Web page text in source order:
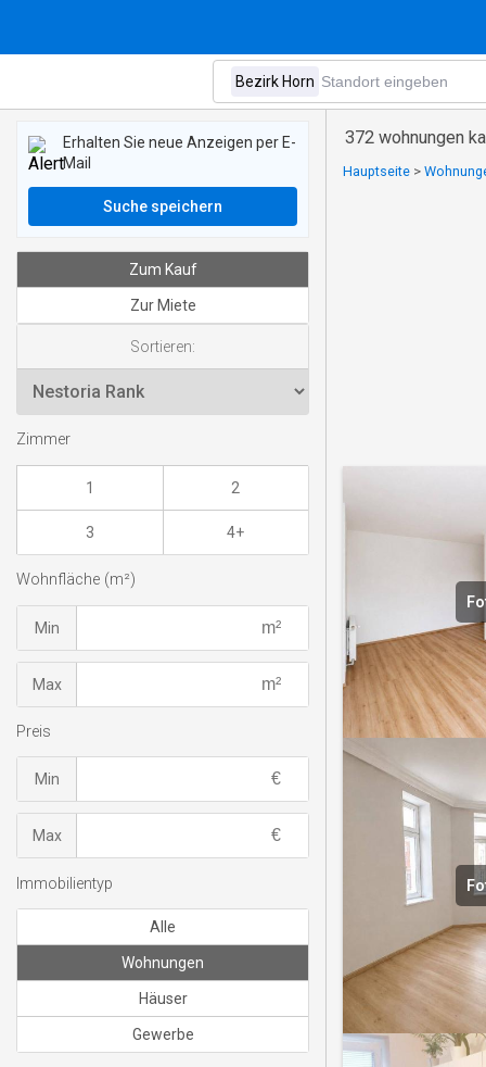
372 wohnungen
Hauptseite >
Erhalten Sie neue Anzeigen per E-
Mail
Suche speichern
Zum Kauf
Zur Miete
Sortieren:
Zimmer
1 2
3 4+
Wohnfläche (m²)
Min
Max
Preis
Min
Max
Immobilientyp
Alle
Wohnungen
Häuser
Gewerbe